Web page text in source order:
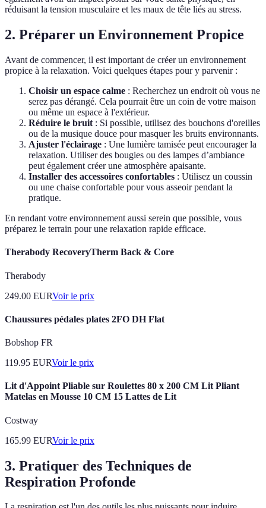
réduisant la tension musculaire et les maux de tête liés au stress.
2. Préparer un Environnement Propice
Avant de commencer, il est important de créer un environnement
propice à la relaxation. Voici quelques étapes pour y parvenir :
Choisir un espace calme : Recherchez un endroit où vous ne
serez pas dérangé. Cela pourrait être un coin de votre maison
ou même un espace à l'extérieur.
Réduire le bruit : Si possible, utilisez des bouchons d'oreilles
ou de la musique douce pour masquer les bruits environnants.
Ajuster l'éclairage : Une lumière tamisée peut encourager la
relaxation. Utiliser des bougies ou des lampes d’ambiance
peut également créer une atmosphère apaisante.
Installer des accessoires confortables : Utilisez un coussin
ou une chaise confortable pour vous asseoir pendant la
pratique.
En rendant votre environnement aussi serein que possible, vous
préparez le terrain pour une relaxation rapide efficace.
Therabody RecoveryTherm Back & Core
Therabody
249.00 EURVoir le prix
Chaussures pédales plates 2FO DH Flat
Bobshop FR
119.95 EURVoir le prix
Lit d'Appoint Pliable sur Roulettes 80 x 200 CM Lit Pliant
Matelas en Mousse 10 CM 15 Lattes de Lit
Costway
165.99 EURVoir le prix
3. Pratiquer des Techniques de
Respiration Profonde